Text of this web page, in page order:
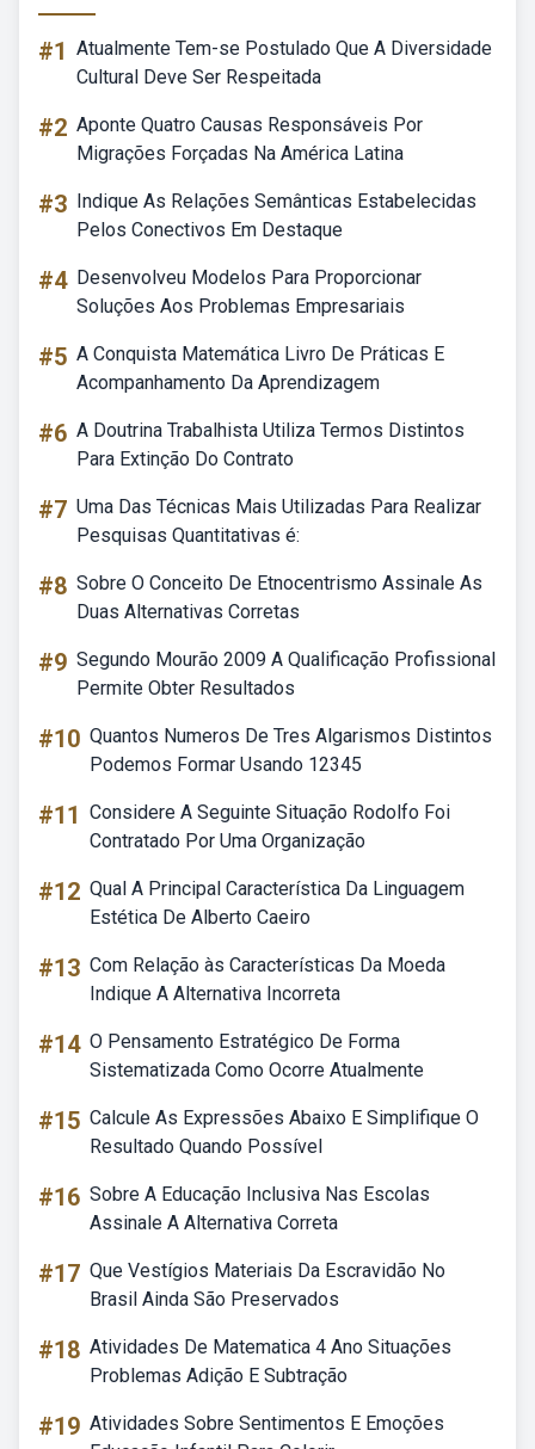
#1 Atualmente Tem-se Postulado Que A Diversidade
Cultural Deve Ser Respeitada
#2 Aponte Quatro Causas Responsáveis Por
Migrações Forçadas Na América Latina
#3 Indique As Relações Semânticas Estabelecidas
Pelos Conectivos Em Destaque
#4 Desenvolveu Modelos Para Proporcionar
Soluções Aos Problemas Empresariais
#5 A Conquista Matemática Livro De Práticas E
Acompanhamento Da Aprendizagem
#6 A Doutrina Trabalhista Utiliza Termos Distintos
Para Extinção Do Contrato
#7 Uma Das Técnicas Mais Utilizadas Para Realizar
Pesquisas Quantitativas é:
#8 Sobre O Conceito De Etnocentrismo Assinale As
Duas Alternativas Corretas
#9 Segundo Mourão 2009 A Qualificação Profissional
Permite Obter Resultados
#10 Quantos Numeros De Tres Algarismos Distintos
Podemos Formar Usando 12345
#11 Considere A Seguinte Situação Rodolfo Foi
Contratado Por Uma Organização
#12 Qual A Principal Característica Da Linguagem
Estética De Alberto Caeiro
#13 Com Relação às Características Da Moeda
Indique A Alternativa Incorreta
#14 O Pensamento Estratégico De Forma
Sistematizada Como Ocorre Atualmente
#15 Calcule As Expressões Abaixo E Simplifique O
Resultado Quando Possível
#16 Sobre A Educação Inclusiva Nas Escolas
Assinale A Alternativa Correta
#17 Que Vestígios Materiais Da Escravidão No
Brasil Ainda São Preservados
#18 Atividades De Matematica 4 Ano Situações
Problemas Adição E Subtração
#19 Atividades Sobre Sentimentos E Emoções